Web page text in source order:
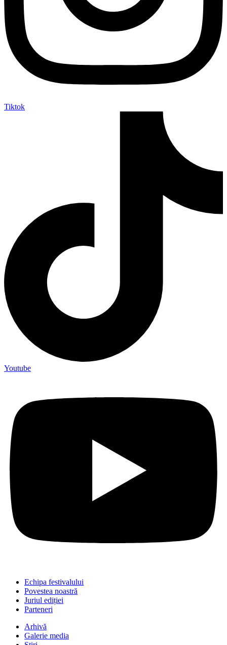
Tiktok
Youtube
Echipa festivalului
Povestea noastră
Juriul ediției
Parteneri
Arhivă
Galerie media